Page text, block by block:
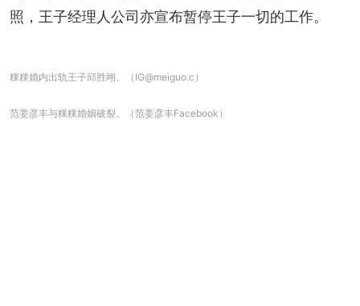
照，王子经理人公司亦宣布暂停王子一切的工作。
粿粿婚内出轨王子邱胜翊。（IG@meiguo.c）
范姜彦丰与粿粿婚姻破裂。（范姜彦丰Facebook）